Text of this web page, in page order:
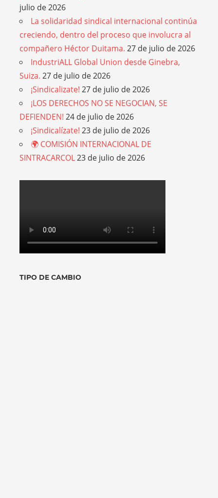
julio de 2026
La solidaridad sindical internacional continúa
creciendo, dentro del proceso que involucra al
compañero Héctor Duitama. 27 de julio de 2026
IndustriALL Global Union desde Ginebra,
Suiza. 27 de julio de 2026
¡Sindicalizate! 27 de julio de 2026
¡LOS DERECHOS NO SE NEGOCIAN, SE
DEFIENDEN! 24 de julio de 2026
¡Sindicalízate! 23 de julio de 2026
🌍 COMISIÓN INTERNACIONAL DE
SINTRACARCOL23 de julio de 2026
TIPO DE CAMBIO